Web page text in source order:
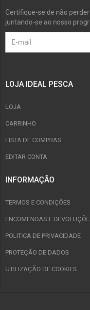
Certifique-se de não
juntando-se ao nosso
LOJA IDEAL PESCA
LOJA
CARRINHO
LISTA DE COMPRAS
EDITAR CONTA
INFORMAÇÃO
TERMOS E CONDIÇÕES
ENCOMENDAS E
POLITICA DE PRIVACIDADE
PROTEÇÃO DE DADOS
UTILIZAÇÃO DE COOKIES